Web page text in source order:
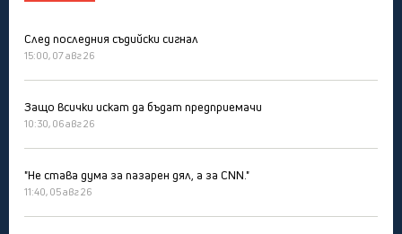
След последния съдийски сигнал
15:00, 07 авг 26
Защо всички искат да бъдат предприемачи
10:30, 06 авг 26
"Не става дума за пазарен дял, а за CNN."
11:40, 05 авг 26